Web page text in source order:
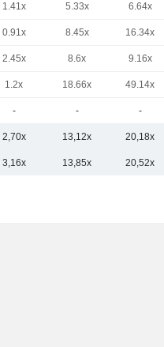
1.41x 5.33x 6.64x
0.91x 8.45x 16.34x
2.45x 8.6x 9.16x
1.2x 18.66x 49.14x
- - -
2,70x 13,12x 20,18x
3,16x 13,85x 20,52x